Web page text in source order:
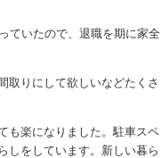
ていたので、退職を期に家全
取りにして欲しいなどたくさ
も楽になりました。駐車スペ
しをしています。新しい暮ら